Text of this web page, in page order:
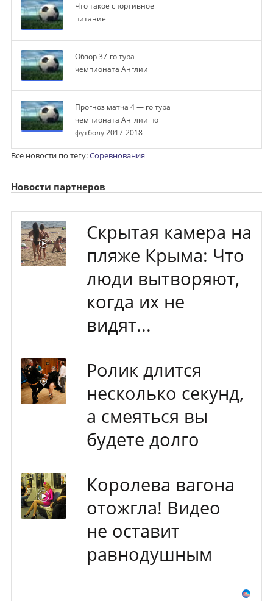
Что такое спортивное
питание
Обзор 37-го тура
чемпионата Англии
Прогноз матча 4 — го тура
чемпионата Англии по
футболу 2017-2018
Все новости по тегу:Соревнования
Новости партнеров
Скрытая камера на
пляже Крыма: Что
люди вытворяют,
когда их не
видят...
Ролик длится
несколько секунд,
а смеяться вы
будете долго
Королева вагона
отожгла! Видео
не оставит
равнодушным